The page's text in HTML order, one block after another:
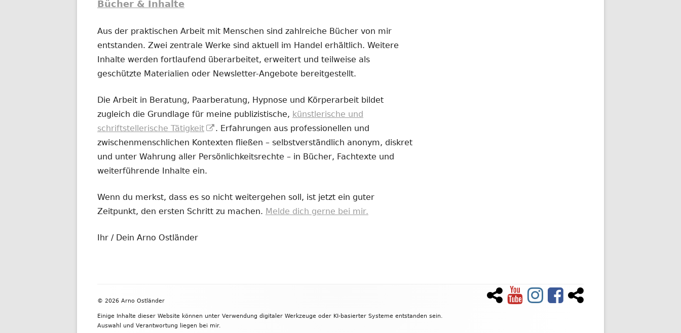
Bücher & Inhalte
Aus der praktischen Arbeit mit Menschen sind zahlreiche Bücher von mir
entstanden. Zwei zentrale Werke sind aktuell im Handel erhältlich. Weitere
Inhalte werden fortlaufend überarbeitet, erweitert und teilweise als
geschützte Materialien oder Newsletter-Angebote bereitgestellt.
Die Arbeit in Beratung, Paarberatung, Hypnose und Körperarbeit bildet
zugleich die Grundlage für meine publizistische, künstlerische und
schriftstellerische Tätigkeit
In
neuem
Fenster
. Erfahrungen aus professionellen und
zwischenmenschlichen Kontexten fließen – selbstverständlich anonym, diskret
und unter Wahrung aller Persönlichkeitsrechte – in Bücher, Fachtexte und
weiterführende Inhalte ein.
Wenn du merkst, dass es so nicht weitergehen soll, ist jetzt ein guter
Zeitpunkt, den ersten Schritt zu machen. Melde dich gerne bei mir.
Ihr / Dein Arno Ostländer
Inhalt
© 2026 Arno Ostländer
Einige Inhalte dieser Website können unter Verwendung digitaler Werkzeuge oder KI-basierter Systeme entstanden sein.
Auswahl und Verantwortung liegen bei mir.
NewsletterYouTubeInstagramFacebookTiktok